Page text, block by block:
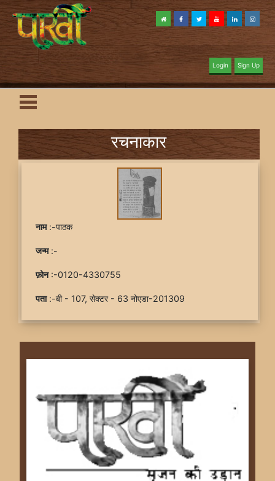
Login Sign Up
रचनाकार
नाम:-पाठक
जन्म:-
फ़ोन:-0120-4330755
पता:-बी - 107, सेक्टर - 63 नोएडा-201309